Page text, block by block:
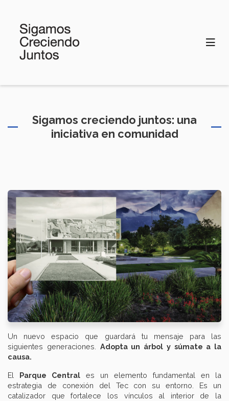
contenido
principal
Sigamos creciendo juntos: una
iniciativa en comunidad
Un nuevo espacio que guardará tu mensaje para las
siguientes generaciones. Adopta un árbol y súmate a la
causa.
El Parque Central es un elemento fundamental en la
estrategia de conexión del Tec con su entorno. Es un
catalizador que fortalece los vínculos al interior de la